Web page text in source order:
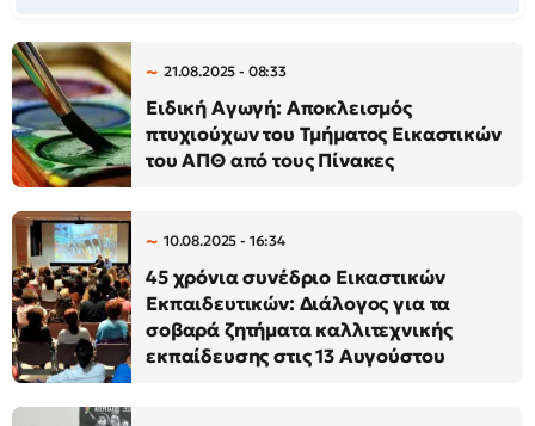
21.08.2025 - 08:33
Ειδική Αγωγή: Αποκλεισμός
πτυχιούχων του Τμήματος Εικαστικών
του ΑΠΘ από τους Πίνακες
10.08.2025 - 16:34
45 χρόνια συνέδριο Εικαστικών
Εκπαιδευτικών: Διάλογος για τα
σοβαρά ζητήματα καλλιτεχνικής
εκπαίδευσης στις 13 Αυγούστου